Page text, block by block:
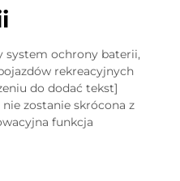
system ochrony baterii,
rekreacyjnych
do dodać tekst]
zostanie skrócona z
funkcja